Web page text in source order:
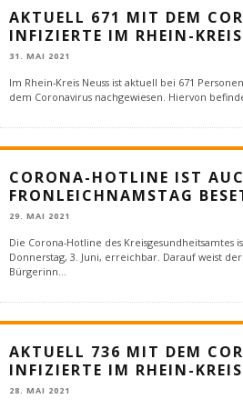
AKTUELL 671 MIT DEM
INFIZIERTE IM RHEIN-
31. MAI 2021
Im Rhein-Kreis Neuss ist aktuell bei 671
dem Coronavirus nachgewiesen. Hiervon
CORONA-HOTLINE IST
FRONLEICHNAMSTAG
29. MAI 2021
Die Corona-Hotline des Kreisgesundheitsamtes
Donnerstag, 3. Juni, erreichbar. Darauf weist der
Bürgerinn...
AKTUELL 736 MIT DEM
INFIZIERTE IM RHEIN-
28. MAI 2021